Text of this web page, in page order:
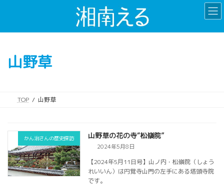
山野草
TOP 山野草
かん治さんの歴史探訪 山野草の花の寺“松嶺院”
2024年5月8日
【2024年5月11日号】山ノ内・松嶺院（しょう
れいいん）は円覚寺山門の左手にある塔頭寺院
です。